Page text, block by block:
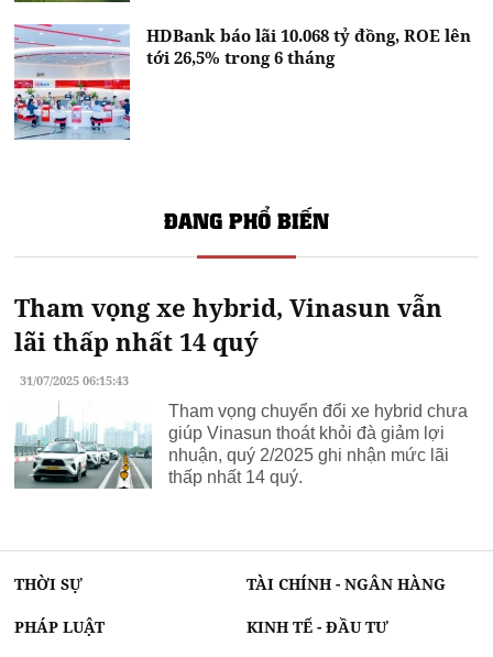
HDBank báo lãi 10.068 tỷ đồng, ROE lên
tới 26,5% trong 6 tháng
ĐANG PHỔ BIẾN
Tham vọng xe hybrid, Vinasun vẫn
lãi thấp nhất 14 quý
31/07/2025 06:15:43
Tham vọng chuyển đổi xe hybrid chưa
giúp Vinasun thoát khỏi đà giảm lợi
nhuận, quý 2/2025 ghi nhận mức lãi
thấp nhất 14 quý.
THỜI SỰ TÀI CHÍNH - NGÂN HÀNG
PHÁP LUẬT KINH TẾ - ĐẦU TƯ